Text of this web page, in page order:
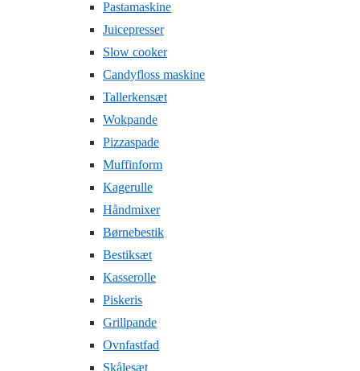
Pastamaskine
Juicepresser
Slow cooker
Candyfloss maskine
Tallerkensæt
Wokpande
Pizzaspade
Muffinform
Kagerulle
Håndmixer
Børnebestik
Bestiksæt
Kasserolle
Piskeris
Grillpande
Ovnfastfad
Skålesæt